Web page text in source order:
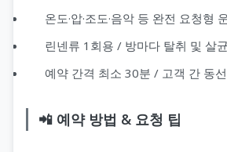
온도·압·조도·음악 등 완전 요청형
린넨류 1회용 / 방마다 탈취 및 살
예약 간격 최소 30분 / 고객 간 동
📲 예약 방법 & 요청 팁